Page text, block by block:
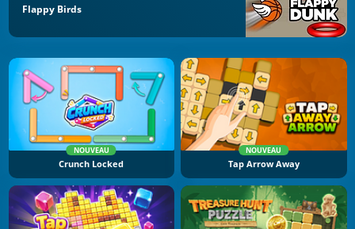
Flappy Birds
NOUVEAU
Crunch Locked
NOUVEAU
Tap Arrow Away